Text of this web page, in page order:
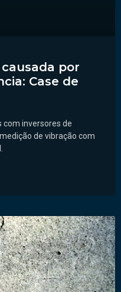
por
Case de
com inversores de
de vibração com